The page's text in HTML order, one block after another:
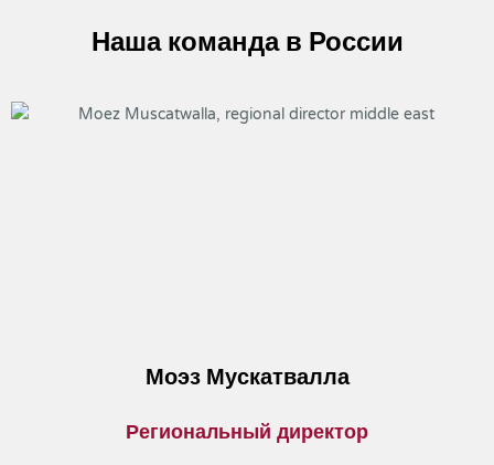
Наша команда в России
Моэз Мускатвалла
Региональный директор